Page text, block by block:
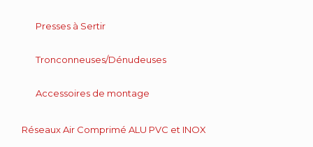
Presses à Sertir
Tronconneuses/Dénudeuses
Accessoires de montage
Réseaux Air Comprimé ALU PVC et INOX